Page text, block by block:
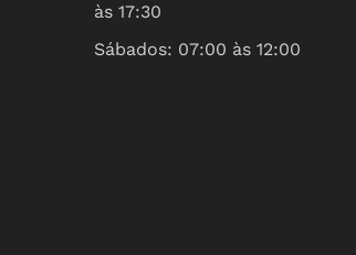
às 17:30
Sábados: 07:00 às 12:00